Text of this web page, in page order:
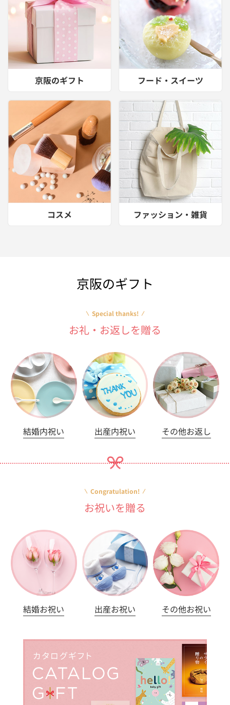
京阪のギフト フード・スイーツ
コスメ ファッション・雑貨
京阪のギフト
Special thanks!
お礼・お返しを贈る
結婚内祝い 出産内祝い その他お返し
Congratulation!
お祝いを贈る
結婚お祝い 出産お祝い その他お祝い